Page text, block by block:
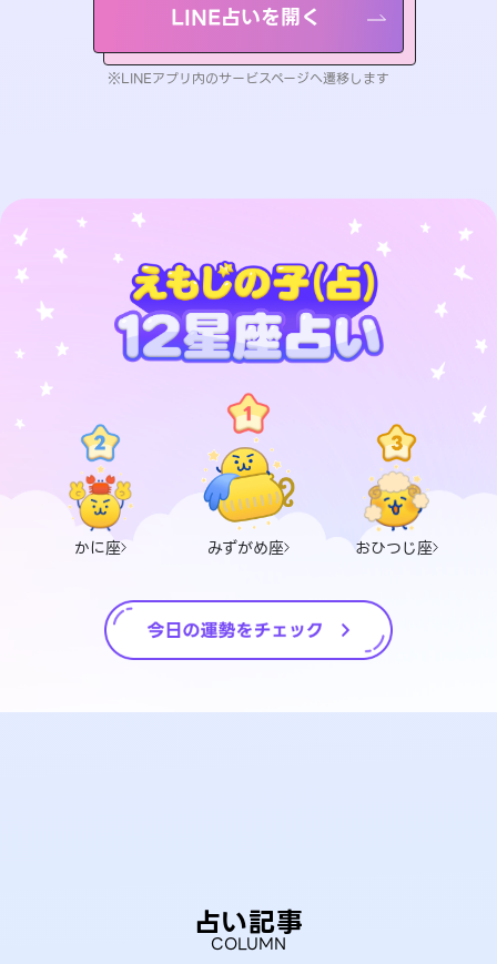
LINE占いを開く
※LINEアプリ内のサービスページへ遷移します
かに座 みずがめ座 おひつじ座
占い記事
COLUMN